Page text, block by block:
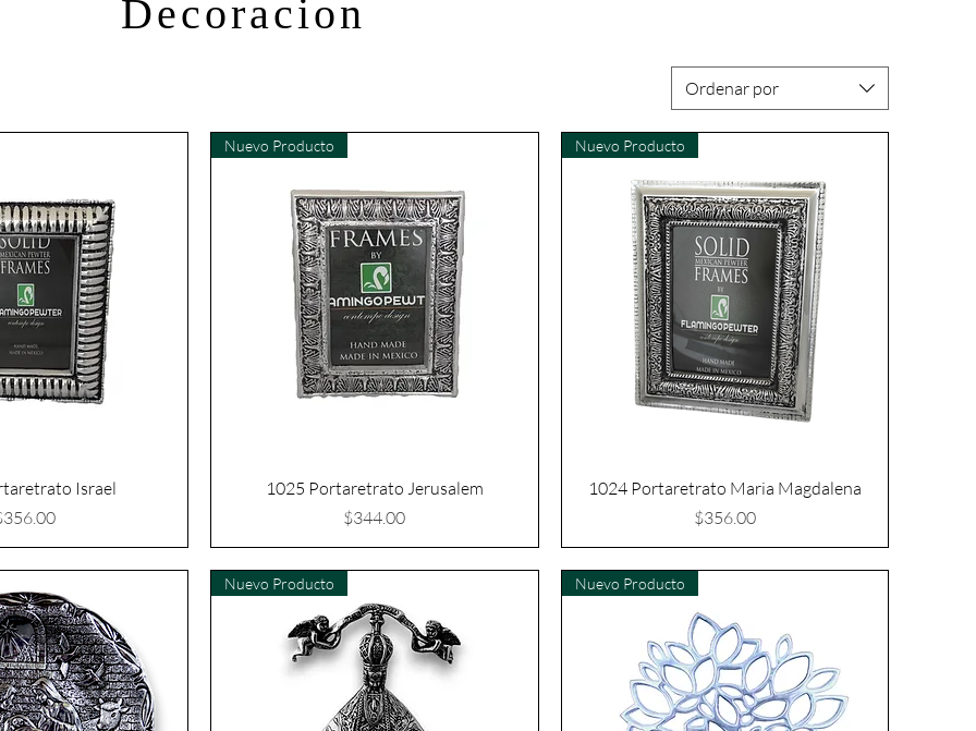
Decoracion
Ordenar por
Israel
Nuevo Producto
1025 Portaretrato Jerusalem
Precio
$344.00
Nuevo Producto
1024 Portaretrato Maria Magdalena
Precio
$356.00
Nuevo Producto Nuevo Producto